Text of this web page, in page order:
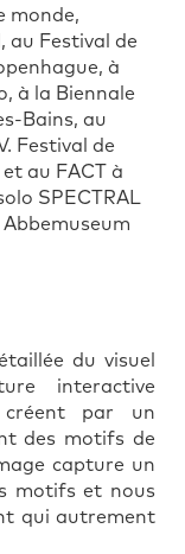
monde,
au Festival de
à
à la Biennale
Bains, au
Festival de
au FACT à
SPECTRAL
Abbemuseum
du visuel
interactive
créent par un
des motifs de
capture un
motifs et nous
qui autrement